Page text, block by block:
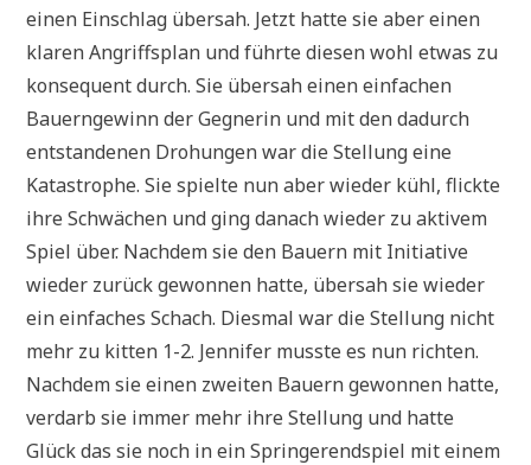
einen Einschlag übersah. Jetzt hatte sie aber einen
klaren Angriffsplan und führte diesen wohl etwas zu
konsequent durch. Sie übersah einen einfachen
Bauerngewinn der Gegnerin und mit den dadurch
entstandenen Drohungen war die Stellung eine
Katastrophe. Sie spielte nun aber wieder kühl, flickte
ihre Schwächen und ging danach wieder zu aktivem
Spiel über. Nachdem sie den Bauern mit Initiative
wieder zurück gewonnen hatte, übersah sie wieder
ein einfaches Schach. Diesmal war die Stellung nicht
mehr zu kitten 1-2. Jennifer musste es nun richten.
Nachdem sie einen zweiten Bauern gewonnen hatte,
verdarb sie immer mehr ihre Stellung und hatte
Glück das sie noch in ein Springerendspiel mit einem